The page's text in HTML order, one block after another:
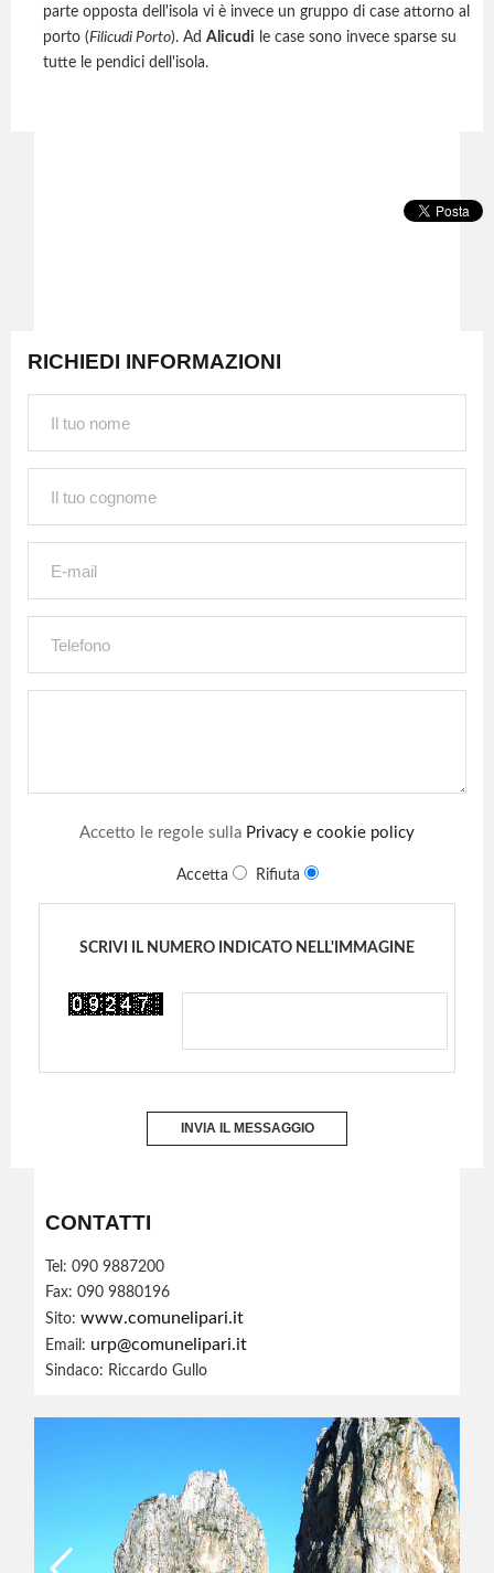
parte opposta dell'isola vi è invece un gruppo di case attorno al
porto (Filicudi Porto). AdAlicudi le case sono invece sparse su
tutte le pendici dell'isola.
RICHIEDI INFORMAZIONI
Accetto le regole sulla Privacy e cookie policy
Accetta Rifiuta
SCRIVI IL NUMERO INDICATO NELL'IMMAGINE
INVIA IL MESSAGGIO
CONTATTI
Tel: 090 9887200
Fax: 090 9880196
Sito:www.comunelipari.it
Email: urp@comunelipari.it
Sindaco: Riccardo Gullo